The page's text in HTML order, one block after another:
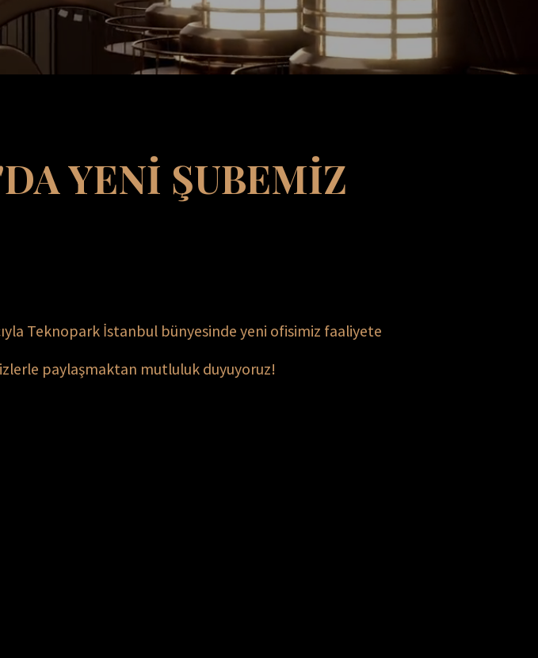
​YENİ ŞUBEMİZ
Teknopark İstanbul bünyesinde yeni ofisimiz faaliyete
paylaşmaktan mutluluk duyuyoruz!